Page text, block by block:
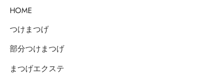
HOME
つけまつげ
部分つけまつげ
まつげエクステ